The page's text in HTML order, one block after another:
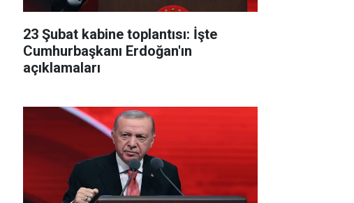
23 Şubat kabine toplantısı: İşte
Cumhurbaşkanı Erdoğan'ın
açıklamaları